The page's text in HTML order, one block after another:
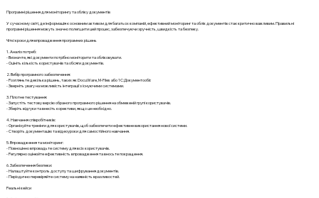
Програмні рішення для моніторингу та обліку документів
У сучасному світі, де інформація є основним активом для багатьох компаній, ефективний моніторинг та облік документів стає критично важливим. Правильні
програмні рішення можуть значно полегшити цей процес, забезпечуючи зручність, швидкість та безпеку.
Чіткі кроки для впровадження програмних рішень
1. Аналіз потреб:
- Визначте, які документи потрібно моніторити та обліковувати.
- Оцініть кількість користувачів та обсяги документів.
2. Вибір програмного забезпечення:
- Розгляньте декілька рішень, таких як DocuWare, M-Files або 1С:Документообіг.
- Зверніть увагу на можливість інтеграції з існуючими системами.
3. Пілотне тестування:
- Запустіть тестову версію обраного програмного рішення на обмеженій групі користувачів.
- Зберіть відгуки та внесіть корективи, якщо це необхідно.
4. Навчання співробітників:
- Організуйте тренінги для користувачів, щоб забезпечити ефективне використання нової системи.
- Створіть документацію та відеоуроки для самостійного навчання.
5. Впровадження та моніторинг:
- Повноцінно впровадьте систему для всіх користувачів.
- Регулярно оцінюйте ефективність впровадження та вносьте покращення.
6. Забезпечення безпеки:
- Налаштуйте контроль доступу та шифрування документів.
- Періодично перевіряйте систему на наявність вразливостей.
Реальні кейси